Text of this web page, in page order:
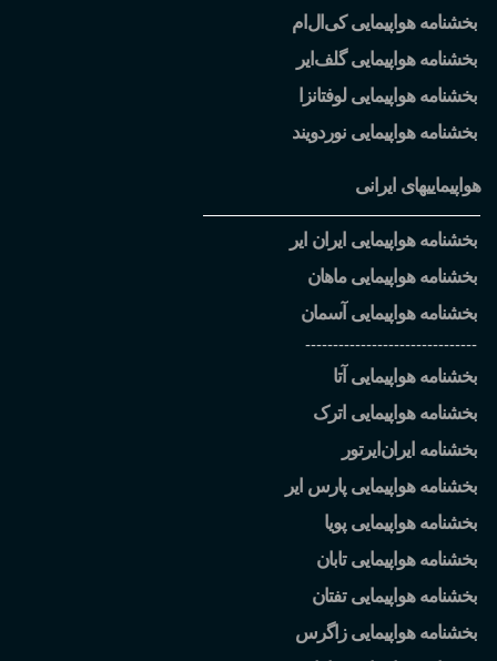
بخشنامه هواپیمایی کی ال ام
بخشنامه هواپیمایی گلف ایر
بخشنامه هواپیمایی لوفتانزا
بخشنامه هواپیمایی نوردویند
هواپیماییهای ایرانی
بخشنامه هواپیمایی ایران ایر
بخشنامه هواپیمایی ماهان
بخشنامه هواپیمایی آسمان
-------------------------------
بخشنامه هواپیمایی آتا
بخشنامه هواپیمایی اترک
بخشنامه ایران ایرتور
بخشنامه هواپیمایی پارس ایر
بخشنامه هواپیمایی پویا
بخشنامه هواپیمایی تابان
بخشنامه هواپیمایی تفتان
بخشنامه هواپیمایی زاگرس